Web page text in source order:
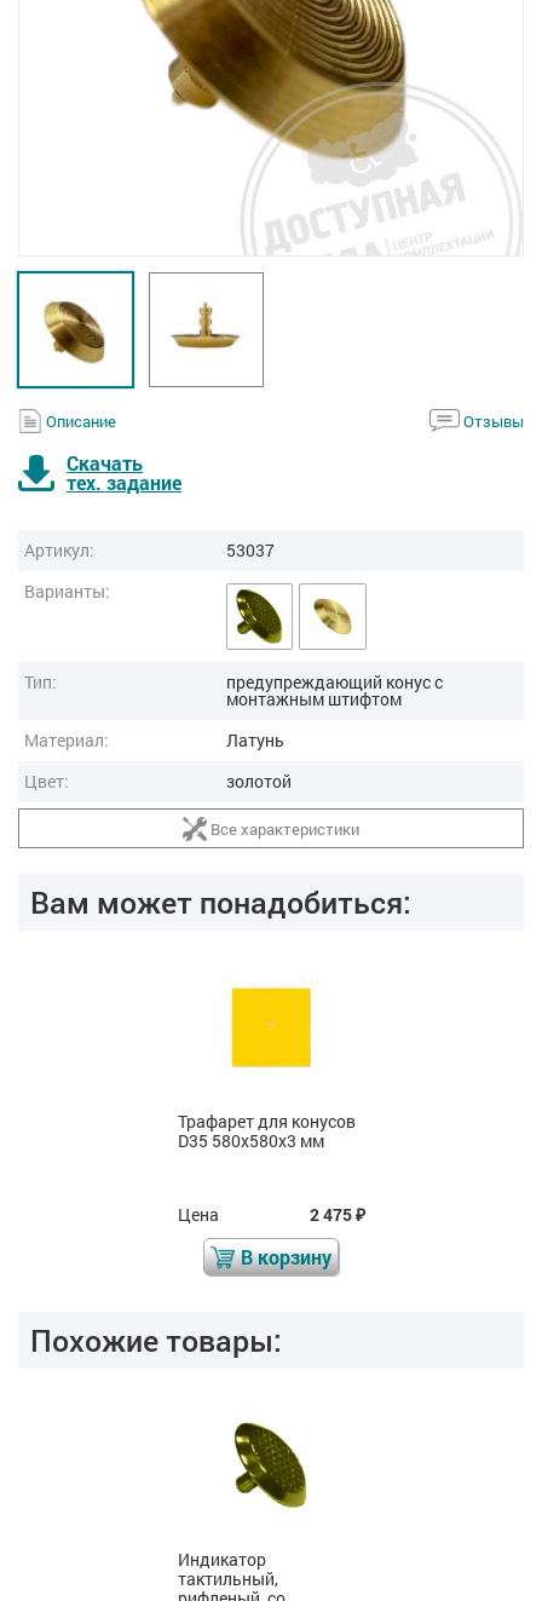
Описание Отзывы
Скачать
тех. задание
Артикул:
53037
Варианты:
Тип: предупреждающий конус с
монтажным штифтом
Материал:
Латунь
Цвет:
золотой
Все характеристики
Вам может понадобиться:
Трафарет для конусов
D35 580x580x3 мм
Цена 2 475₽
В корзину
Похожие товары:
Индикатор
тактильный,